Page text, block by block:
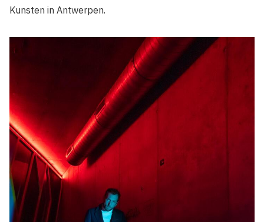
Kunsten in Antwerpen.